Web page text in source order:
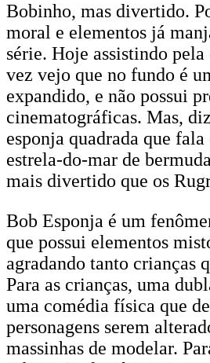
Bobinho, mas divertido.
moral e elementos já
série. Hoje assistindo
vez vejo que no fundo é
expandido, e não possui
cinematográficas. Mas,
esponja quadrada que fala
estrela-do-mar de
mais divertido que os
Bob Esponja é um
que possui elementos
agradando tanto crianças
Para as crianças, uma
uma comédia física que
personagens serem
massinhas de modelar.